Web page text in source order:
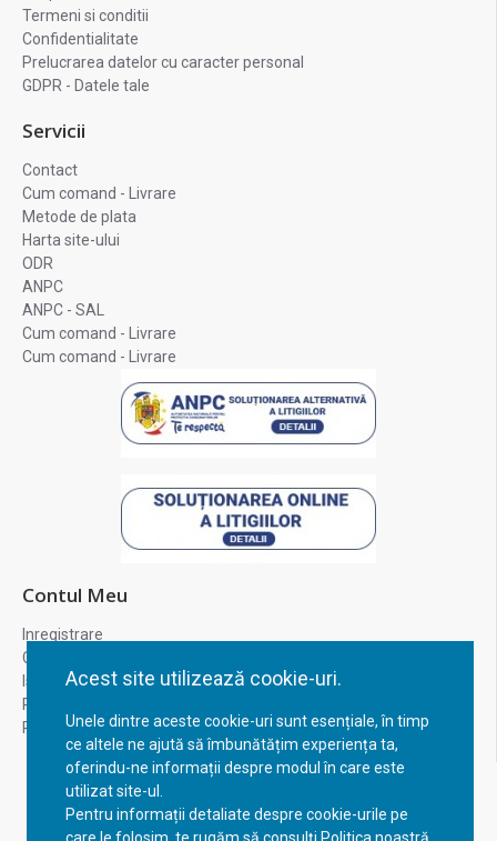
Acest site utilizează cookie-uri.
Unele dintre aceste cookie-uri sunt esențiale, în timp
ce altele ne ajută să îmbunătățim experiența ta,
oferindu-ne informații despre modul în care este
utilizat site-ul.
Pentru informații detaliate despre cookie-urile pe
Termeni si conditii
Confidentialitate
Prelucrarea datelor cu caracter personal
GDPR - Datele tale
Servicii
Contact
Cum comand - Livrare
Metode de plata
Harta site-ului
ODR
ANPC
ANPC - SAL
Cum comand - Livrare
Cum comand - Livrare
Contul Meu
Inregistrare
Contul meu
Istoric comenzi
Recuperare parola
Returnare produs